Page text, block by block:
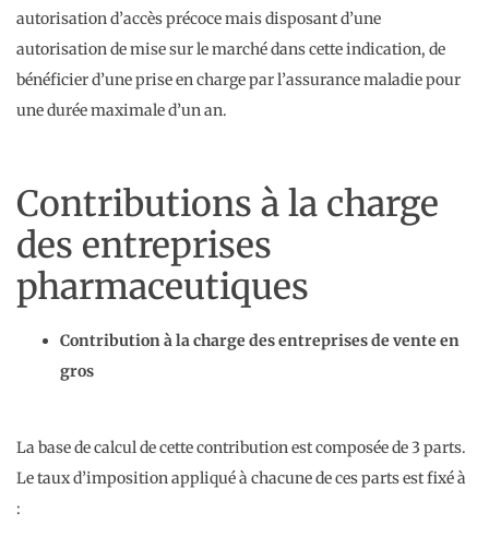
autorisation d’accès précoce mais disposant d’une
autorisation de mise sur le marché dans cette indication, de
bénéficier d’une prise en charge par l’assurance maladie pour
une durée maximale d’un an.
Contributions à la charge
des entreprises
pharmaceutiques
Contribution à la charge des entreprises de vente en
gros
La base de calcul de cette contribution est composée de 3 parts.
Le taux d’imposition appliqué à chacune de ces parts est fixé à
: